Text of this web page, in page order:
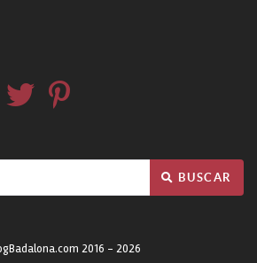
BUSCAR
2016 - 2026